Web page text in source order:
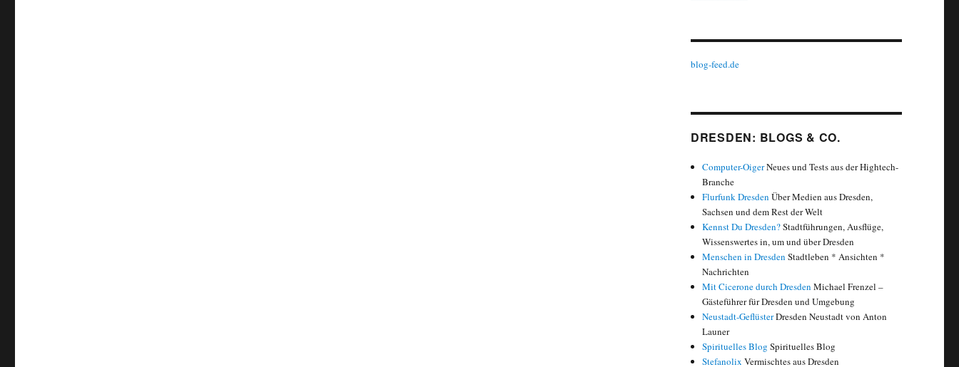
blog-feed.de
DRESDEN: BLOGS & CO.
Computer-OigerNeues und Tests aus der Hightech-
Branche
Flurfunk Dresden Über Medien aus Dresden,
Sachsen und dem Rest der Welt
Kennst Du Dresden?Stadtführungen, Ausflüge,
Wissenswertes in, um und über Dresden
Menschen in Dresden Stadtleben * Ansichten *
Nachrichten
Mit Cicerone durch Dresden Michael Frenzel –
Gästeführer für Dresden und Umgebung
Neustadt-GeflüsterDresden Neustadt von Anton
Launer
Spirituelles Blog Spirituelles Blog
Stefanolix Vermischtes aus Dresden